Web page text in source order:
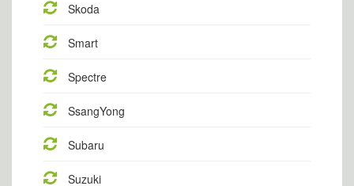
Skoda
Smart
Spectre
SsangYong
Subaru
Suzuki